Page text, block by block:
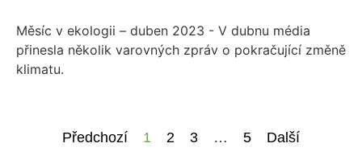
Měsíc v ekologii – duben 2023 - V dubnu média
přinesla několik varovných zpráv o pokračující změně
klimatu.
Předchozí 1 2 3 … 5 Další